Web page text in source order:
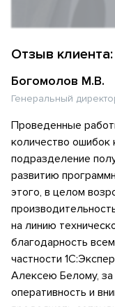
Отзыв клиента:
Богомолов М.В.
Генеральный
Проведенные
количество
подразделение
развитию
этого, в целом
на линию
благодарность
частности
Алексею Белому,
оперативность и